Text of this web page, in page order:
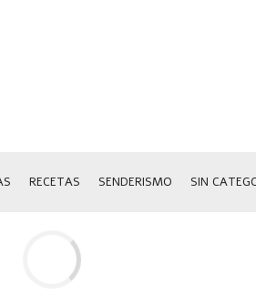
RECETAS SENDERISMO SIN